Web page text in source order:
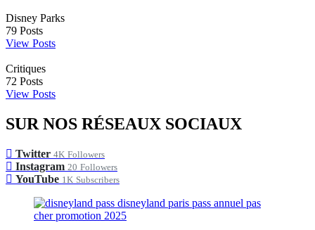
Disney Parks
79 Posts
View Posts
Critiques
72 Posts
View Posts
SUR NOS RÉSEAUX SOCIAUX
Twitter 4K Followers
Instagram 20 Followers
YouTube 1K Subscribers